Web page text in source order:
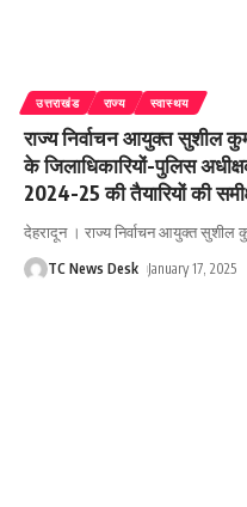
उत्तराखंड राज्य स्वास्थय
राज्य निर्वाचन आयुक्त सुशील
के जिलाधिकारियों-पुलिस
2024-25 की तैयारियों की
देहरादून । राज्य निर्वाचन आयुक्त सुशील
TC News Desk January 17, 2025